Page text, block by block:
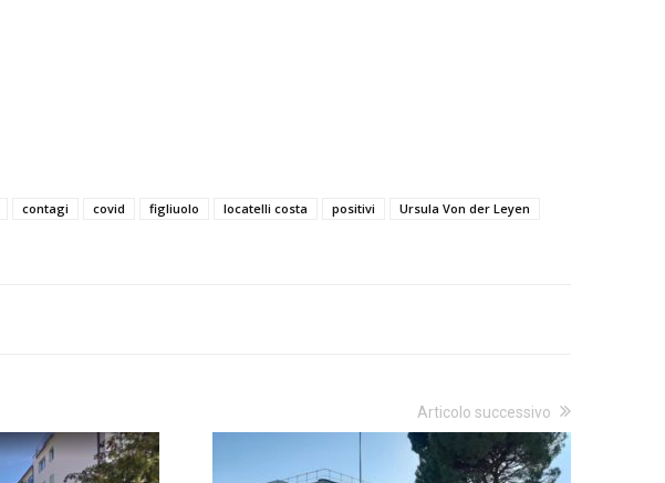
contagi covid figliuolo locatelli costa positivi
Ursula Von der Leyen
Articolo successivo